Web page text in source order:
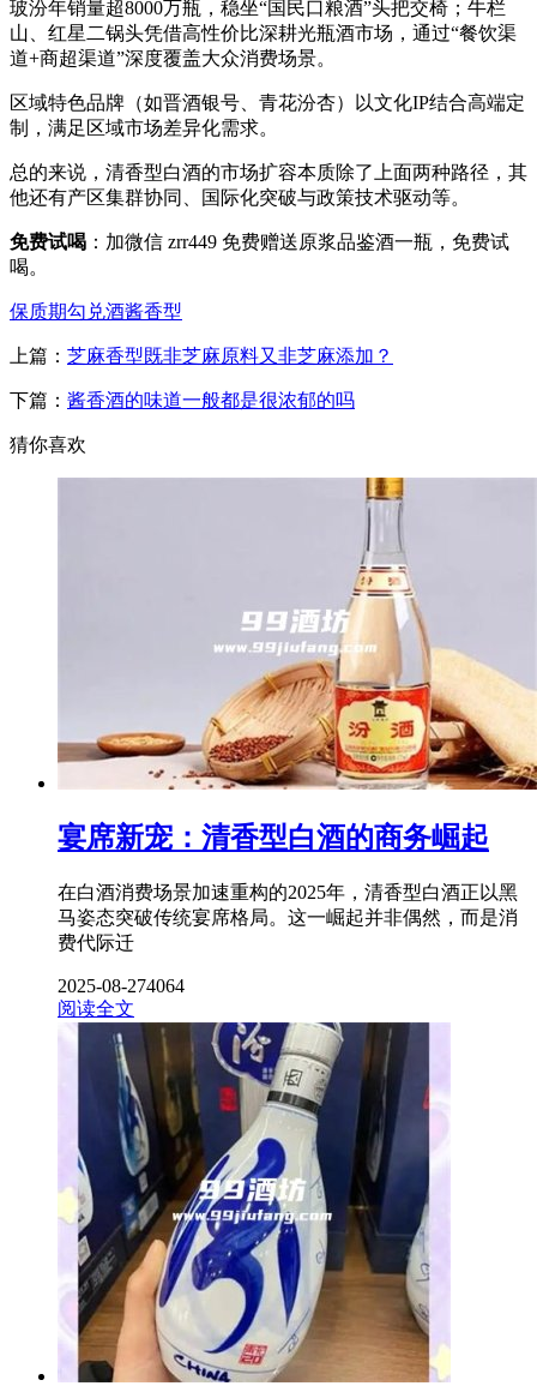
玻汾年销量超8000万瓶，稳坐“国民口粮酒”头把交椅；牛栏
山、红星二锅头凭借高性价比深耕光瓶酒市场，通过“餐饮渠
道+商超渠道”深度覆盖大众消费场景。
区域特色品牌（如晋酒银号、青花汾杏）以文化IP结合高端定
制，满足区域市场差异化需求。
总的来说，清香型白酒的市场扩容本质除了上面两种路径，其
他还有产区集群协同、国际化突破与政策技术驱动等。
免费试喝 ：加微信 zrr449 免费赠送原浆品鉴酒一瓶，免费试
喝。
保质期勾兑酒酱香型
上篇： 芝麻香型既非芝麻原料又非芝麻添加？
下篇： 酱香酒的味道一般都是很浓郁的吗
猜你喜欢
宴席新宠：清香型白酒的商务崛起
在白酒消费场景加速重构的2025年，清香型白酒正以黑
马姿态突破传统宴席格局。这一崛起并非偶然，而是消
费代际迁
2025-08-274064
阅读全文